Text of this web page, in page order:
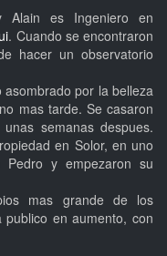
Alain es Ingeniero en
. Cuando se encontraron
hacer un observatorio
por la belleza
mas tarde. Se casaron
semanas despues.
en Solor, en uno
y empezaron su
mas grande de los
en aumento, con